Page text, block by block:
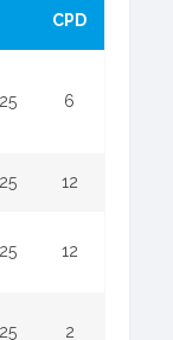
CPD
6
12
12
2